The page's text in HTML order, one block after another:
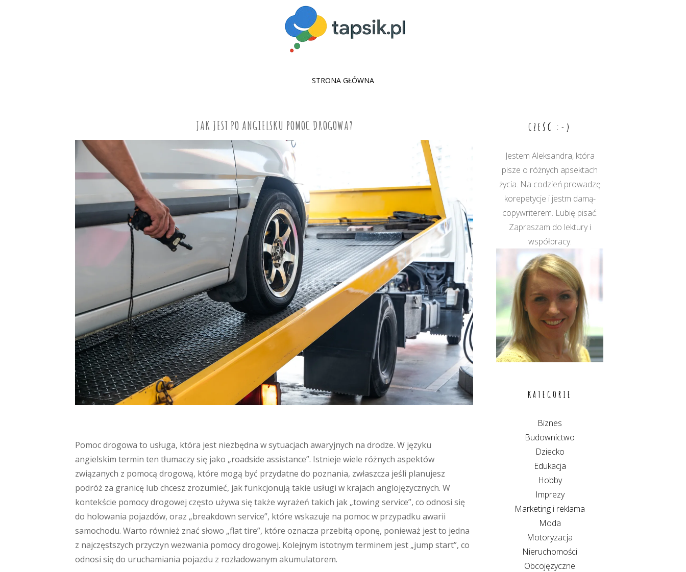
SKIP
STRONA GŁÓWNA
JAK JEST PO ANGIELSKU POMOC DROGOWA?
Pomoc drogowa to usługa, która jest niezbędna w sytuacjach awaryjnych na drodze. W języku
angielskim termin ten tłumaczy się jako „roadside assistance”. Istnieje wiele różnych aspektów
związanych z pomocą drogową, które mogą być przydatne do poznania, zwłaszcza jeśli planujesz
podróż za granicę lub chcesz zrozumieć, jak funkcjonują takie usługi w krajach anglojęzycznych. W
kontekście pomocy drogowej często używa się także wyrażeń takich jak „towing service”, co odnosi się
do holowania pojazdów, oraz „breakdown service”, które wskazuje na pomoc w przypadku awarii
samochodu. Warto również znać słowo „flat tire”, które oznacza przebitą oponę, ponieważ jest to jedna
z najczęstszych przyczyn wezwania pomocy drogowej. Kolejnym istotnym terminem jest „jump start”, co
odnosi się do uruchamiania pojazdu z rozładowanym akumulatorem.
CZEŚĆ :-)
Jestem Aleksandra, która
pisze o różnych apsektach
życia. Na codzień prowadzę
korepetycje i jestm damą-
copywriterem. Lubię pisać.
Zapraszam do lektury i
współpracy.
KATEGORIE
Biznes
Budownictwo
Dziecko
Edukacja
Hobby
Imprezy
Marketing i reklama
Moda
Motoryzacja
Nieruchomości
Obcojęzyczne